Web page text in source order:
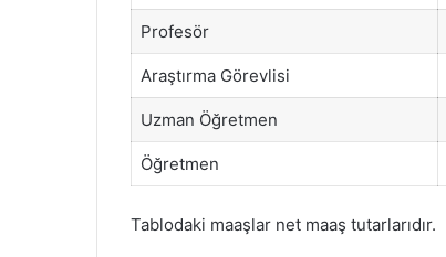
Profesör
Araştırma Görevlisi
Uzman Öğretmen
Öğretmen
Tablodaki maaşlar net maaş tutarlarıdır.